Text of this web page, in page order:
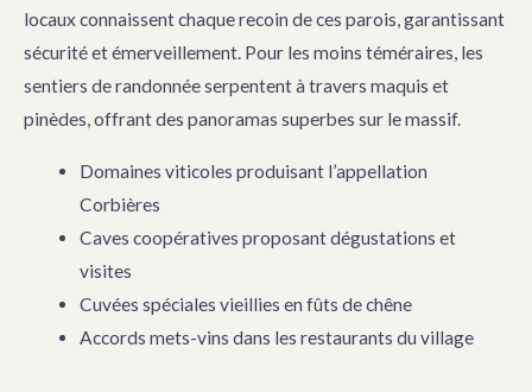
locaux connaissent chaque recoin de ces parois, garantissant
sécurité et émerveillement. Pour les moins téméraires, les
sentiers de randonnée serpentent à travers maquis et
pinèdes, offrant des panoramas superbes sur le massif.
Domaines viticoles produisant l’appellation
Corbières
Caves coopératives proposant dégustations et
visites
Cuvées spéciales vieillies en fûts de chêne
Accords mets-vins dans les restaurants du village